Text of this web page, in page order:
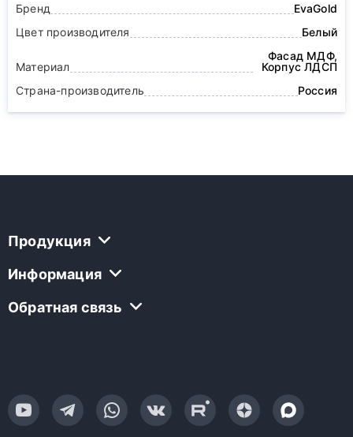
Бренд
EvaGold
Цвет производителя
Белый
Материал
Фасад МДФ,
Корпус ЛДСП
Страна-производитель
Россия
Продукция
Информация
Обратная связь